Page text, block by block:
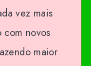
vez mais
com novos
maior